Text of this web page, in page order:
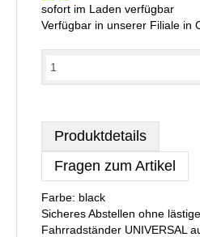
sofort im Laden verfügbar
Verfügbar in unserer Filiale in
Produktdetails
Fragen zum Artikel
Farbe: black
Sicheres Abstellen ohne
Fahrradständer UNIVERSAL